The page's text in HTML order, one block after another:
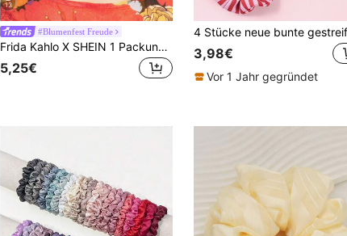
13
#Blumenfest Freude
Frida Kahlo X SHEIN 1 Packung modischer glänzender Satin Soft Große Größen Dickdarm Ring Cartoon bedrucktes Haarband, geeignet für Zuhause oder Außeneinsatz, hoher Pferdeschwanz
5,25€
3,98€
Vor 1 Jahr gegründet